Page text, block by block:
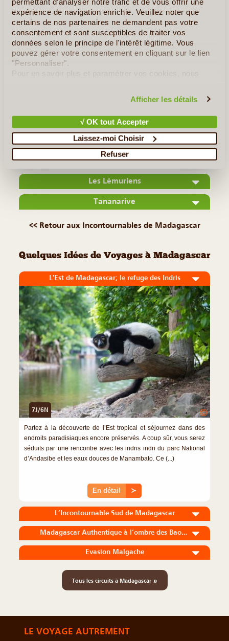
expérience de navigation enrichie. Veuillez noter que
certains de nos partenaires ne demandent pas votre
consentement et sont susceptibles de traiter vos
données selon le principe de l'intérêt légitime. Vous
pouvez gérer votre consentement en cliquant sur le lien
"Personnaliser".
Pour en savoir plus et paramétrer vos cookies, nous
Afficher les détails
√ OK tout Accepter
Laissez-moi Choisir
Refuser
©
Située à l'ouest de Madagascar dans le golfe du
l'île. C'est probablement l'un des meilleurs endroits pour
Lire la suite
Les Lémuriens
Tananarive
<< Retour aux Incontournables de Madagascar
Quelques Idées de Voyages à Madagascar
L'Est de Madagascar; le refuge des Indris
7J/6N ©
Partez à la découverte de l’Est tropical et séjournez dans des
endroits paradisiaques encore préservés. A coup sûr, vous serez
séduits par une rencontre avec les indris indri du parc National
d’Andasibe et les eaux douces de Manambato. Ce (...)
En détail ≻
L’Incontournable Sud de Madagascar
Madagascar Authentique à l’ombre des Baobabs
Evasion Malgache
Tous les circuits à Madagascar»
LE VOYAGE AUTREMENT